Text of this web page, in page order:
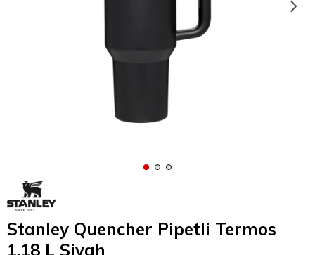
Stanley Quencher Pipetli Termos
1,18 L Siyah